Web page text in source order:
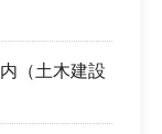
（土木建設